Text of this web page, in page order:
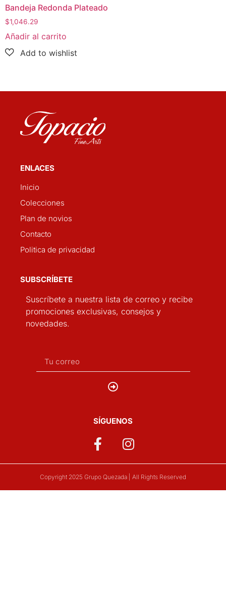
Bandeja Redonda Plateado
$1,046.29
Añadir al carrito
ENLACES
Inicio
Colecciones
Plan de novios
Contacto
Politica de privacidad
SUBSCRÍBETE
Suscríbete a nuestra lista de correo y recibe
promociones exclusivas, consejos y
novedades.
SÍGUENOS
Copyright 2025 Grupo Quezada | All Rights Reserved